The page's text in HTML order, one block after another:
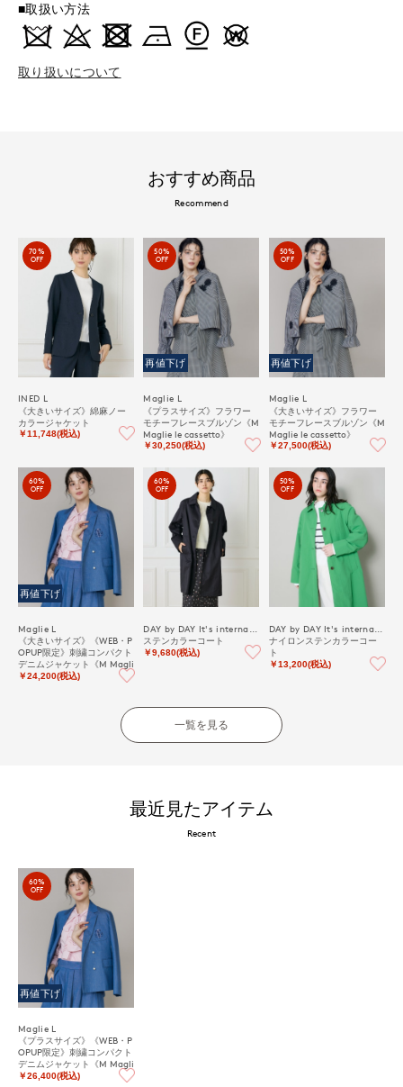
■取扱い方法
取り扱いについて
おすすめ商品
Recommend
70%
OFF
INED L
《大きいサイズ》綿麻ノー
カラージャケット
￥11,748(税込)
50%
OFF
再値下げ
Maglie L
《プラスサイズ》フラワー
モチーフレースブルゾン《M
Maglie le cassetto》
￥30,250(税込)
50%
OFF
再値下げ
Maglie L
《大きいサイズ》フラワー
モチーフレースブルゾン《M
Maglie le cassetto》
￥27,500(税込)
60%
OFF
再値下げ
Maglie L
《大きいサイズ》《WEB・P
OPUP限定》刺繍コンパクト
デニムジャケット《M Magli
e le cassetto》
￥24,200(税込)
60%
OFF
ステンカラーコート
￥9,680(税込)
50%
OFF
ナイロンステンカラーコー
ト
￥13,200(税込)
一覧を見る
最近見たアイテム
Recent
60%
OFF
再値下げ
Maglie L
《プラスサイズ》《WEB・P
OPUP限定》刺繍コンパクト
デニムジャケット《M Magli
e le cassetto》
￥26,400(税込)